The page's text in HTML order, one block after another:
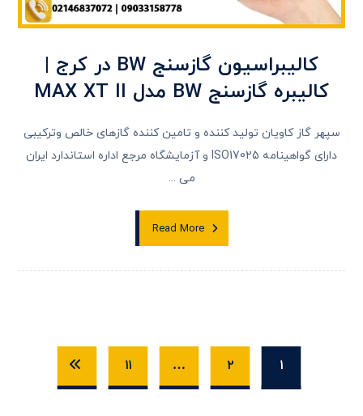
کالیبراسیون گازسنج BW در کرج |
کالیبره گازسنج BW مدل MAX XT II
سپهر گاز کاویان تولید کننده و تامین کننده گازهای خالص وترکیبی
دارای گواهینامه ISO17025 و آزمایشگاه مرجع اداره استاندارد ایران
می ...
Read More
۱ ۲ … ۱۱